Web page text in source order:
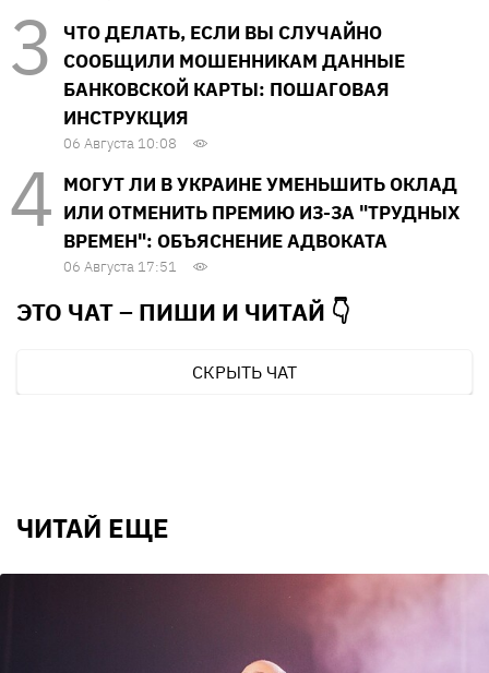
ЧТО ДЕЛАТЬ, ЕСЛИ ВЫ СЛУЧАЙНО
СООБЩИЛИ МОШЕННИКАМ ДАННЫЕ
БАНКОВСКОЙ КАРТЫ: ПОШАГОВАЯ
ИНСТРУКЦИЯ
06 Августа 10:08
МОГУТ ЛИ В УКРАИНЕ УМЕНЬШИТЬ ОКЛАД
ИЛИ ОТМЕНИТЬ ПРЕМИЮ ИЗ-ЗА "ТРУДНЫХ
ВРЕМЕН": ОБЪЯСНЕНИЕ АДВОКАТА
06 Августа 17:51
ЭТО ЧАТ – ПИШИ И ЧИТАЙ 👇
СКРЫТЬ ЧАТ
ЧИТАЙ ЕЩЕ